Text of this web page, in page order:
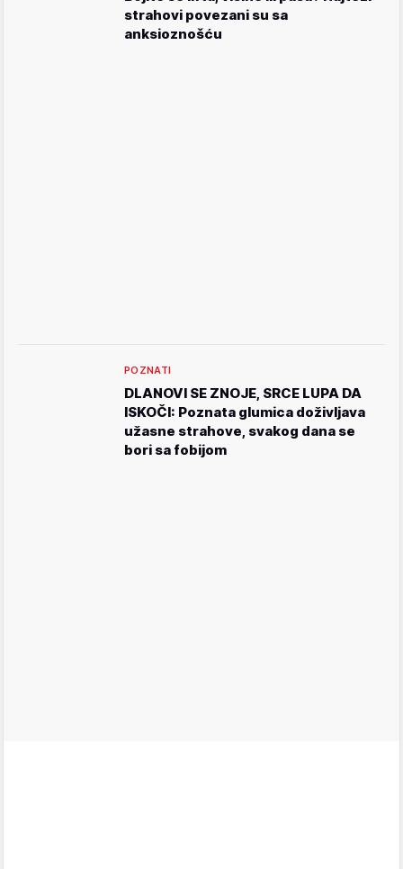
strahovi povezani su sa
anksioznošću
POZNATI
DLANOVI SE ZNOJE, SRCE LUPA DA
ISKOČI: Poznata glumica doživljava
užasne strahove, svakog dana se
bori sa fobijom